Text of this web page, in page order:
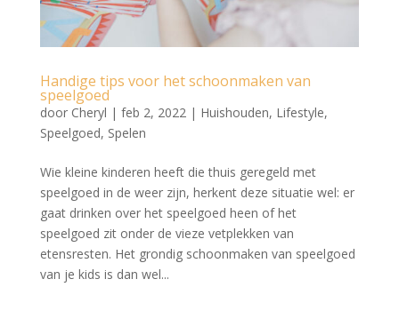
Handige tips voor het schoonmaken van
speelgoed
door Cheryl | feb 2, 2022| Huishouden, Lifestyle,
Speelgoed, Spelen
Wie kleine kinderen heeft die thuis geregeld met
speelgoed in de weer zijn, herkent deze situatie wel: er
gaat drinken over het speelgoed heen of het
speelgoed zit onder de vieze vetplekken van
etensresten. Het grondig schoonmaken van speelgoed
van je kids is dan wel...